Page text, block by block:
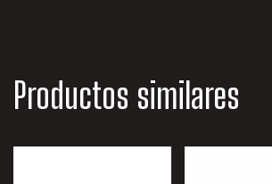
Productos similares